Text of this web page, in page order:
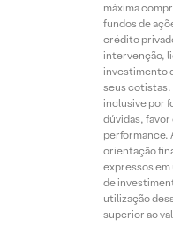
máxima
fundos de
crédito
intervenção,
investimento
seus cotistas.
inclusive por
dúvidas,
performance.
orientação
expressos em
de
utilização
superior ao